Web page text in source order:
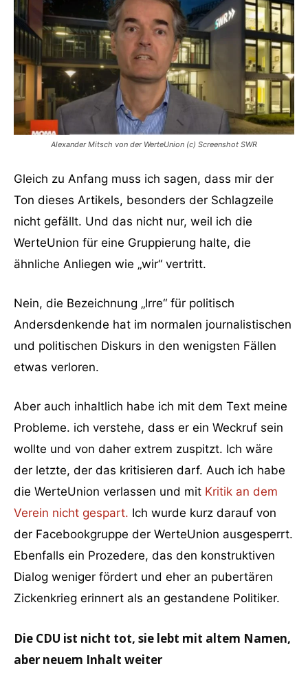
Alexander Mitsch von der WerteUnion (c) Screenshot SWR
Gleich zu Anfang muss ich sagen, dass mir der
Ton dieses Artikels, besonders der Schlagzeile
nicht gefällt. Und das nicht nur, weil ich die
WerteUnion für eine Gruppierung halte, die
ähnliche Anliegen wie „wir“ vertritt.
Nein, die Bezeichnung „Irre“ für politisch
Andersdenkende hat im normalen journalistischen
und politischen Diskurs in den wenigsten Fällen
etwas verloren.
Aber auch inhaltlich habe ich mit dem Text meine
Probleme. ich verstehe, dass er ein Weckruf sein
wollte und von daher extrem zuspitzt. Ich wäre
der letzte, der das kritisieren darf. Auch ich habe
die WerteUnion verlassen und mit Kritik an dem
Verein nicht gespart. Ich wurde kurz darauf von
der Facebookgruppe der WerteUnion ausgesperrt.
Ebenfalls ein Prozedere, das den konstruktiven
Dialog weniger fördert und eher an pubertären
Zickenkrieg erinnert als an gestandene Politiker.
Die CDU ist nicht tot, sie lebt mit altem Namen,
aber neuem Inhalt weiter